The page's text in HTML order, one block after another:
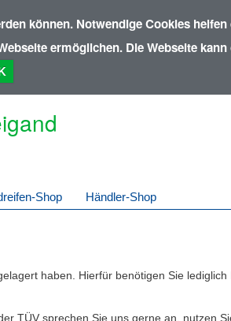
können. Notwendige Cookies
ermöglichen. Die Webseite
Shop Händler-Shop
haben. Hierfür benötigen Sie
TÜV sprechen Sie uns gerne an, nutzen